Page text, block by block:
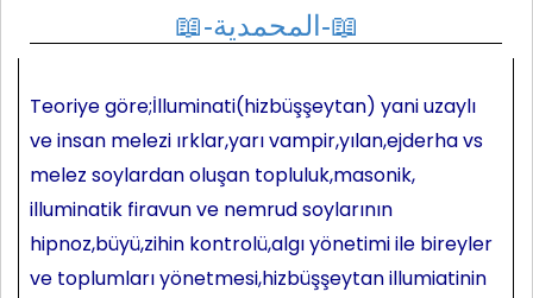
📖-المحمدية-📖
Teoriye göre;İlluminati(hizbüşşeytan) yani uzaylı
ve insan melezi ırklar,yarı vampir,yılan,ejderha vs
melez soylardan oluşan topluluk,masonik,
illuminatik firavun ve nemrud soylarının
hipnoz,büyü,zihin kontrolü,algı yönetimi ile bireyler
ve toplumları yönetmesi,hizbüşşeytan illumiatinin